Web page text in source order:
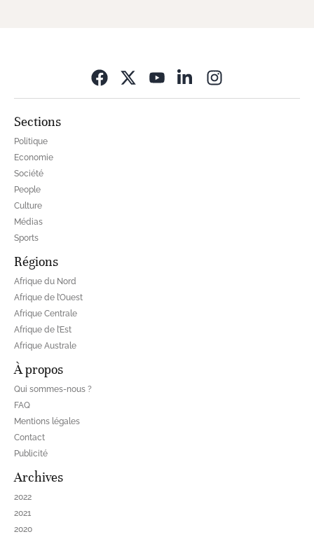
Sections
Politique
Economie
Société
People
Culture
Médias
Sports
Régions
Afrique du Nord
Afrique de l’Ouest
Afrique Centrale
Afrique de l’Est
Afrique Australe
À propos
Qui sommes-nous ?
FAQ
Mentions légales
Contact
Publicité
Archives
2022
2021
2020